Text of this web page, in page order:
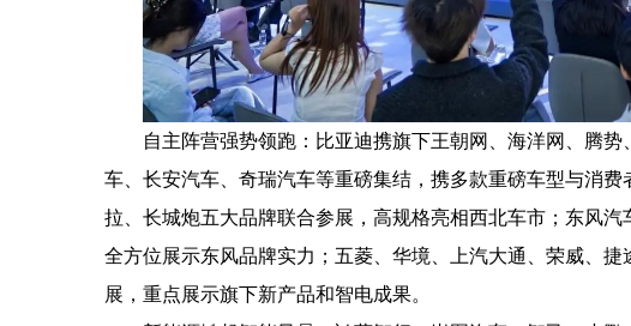
自主阵营强势领跑：比亚迪携旗下王朝网、海洋网、腾
车、长安汽车、奇瑞汽车等重磅集结，携多款重磅车型与消
拉、长城炮五大品牌联合参展，高规格亮相西北车市；东风
全方位展示东风品牌实力；五菱、华境、上汽大通、荣威、
展，重点展示旗下新产品和智电成果。